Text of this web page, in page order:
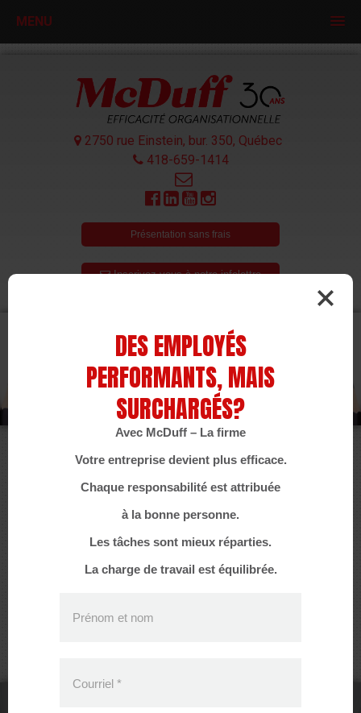
MENU
2750 rue Einstein, bur. 350, Québec
418-659-1414
Présentation sans frais
Inscrivez-vous à notre infolettre
PROTÉGÉ : À PROPOS DE LA
TECHNOLOGIE DE GESTION
HUBBARD®
veuillez saisir votre mot de passe ci-dessous :
DES EMPLOYÉS
PERFORMANTS, MAIS
SURCHARGÉS?
Avec McDuff – La firme
Votre entreprise devient plus efficace.
Chaque responsabilité est attribuée
à la bonne personne.
Les tâches sont mieux réparties.
La charge de travail est équilibrée.
Prénom et nom
Courriel *